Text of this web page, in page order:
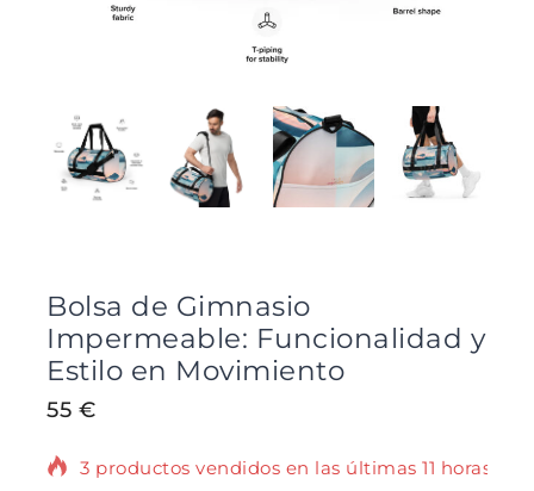
Bolsa de Gimnasio
Impermeable: Funcionalidad y
Estilo en Movimiento
55 €
3 productos vendidos en las últimas 11 horas